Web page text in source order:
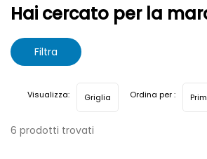
Home Marche parafarmaci Aboca
Hai cercato per la
Filtra
6 prodotti trovati
Visualizza: Ordina per :